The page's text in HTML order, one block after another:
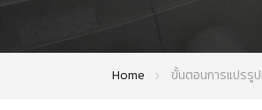
Home ขั้นตอนการแปรรู